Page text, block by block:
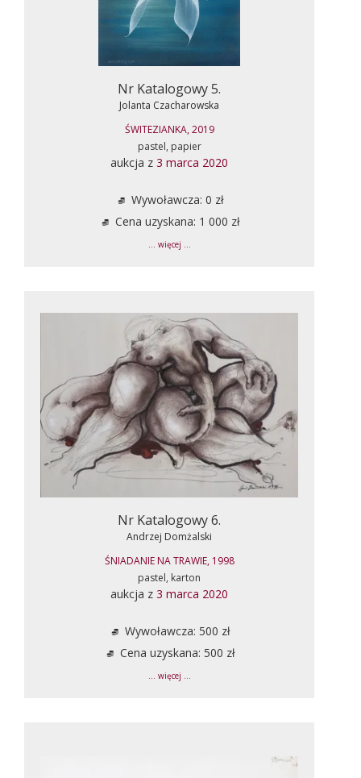
Nr Katalogowy 5.
Jolanta Czacharowska
ŚWITEZIANKA, 2019
pastel, papier
aukcja z 3 marca 2020
Wywoławcza: 0 zł
Cena uzyskana: 1 000 zł
... więcej ...
Nr Katalogowy 6.
Andrzej Domżalski
ŚNIADANIE NA TRAWIE, 1998
pastel, karton
aukcja z 3 marca 2020
Wywoławcza: 500 zł
Cena uzyskana: 500 zł
... więcej ...